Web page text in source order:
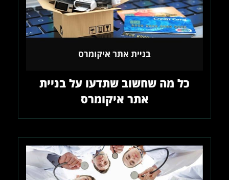
כל מה שחשוב שתדעו על בניית
אתר איקומרס